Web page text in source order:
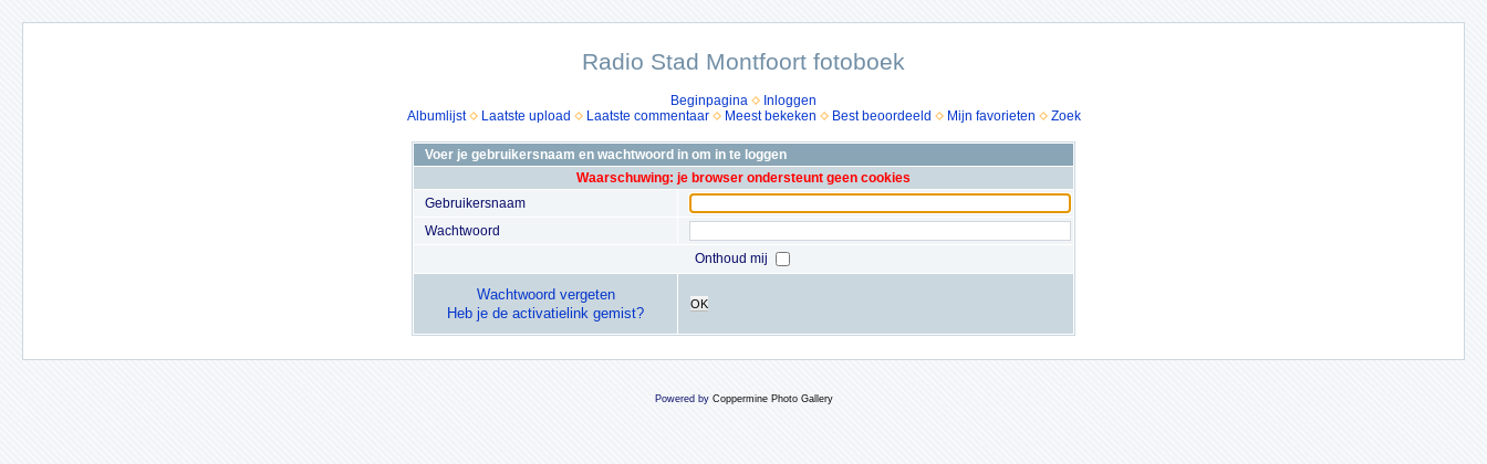
Radio Stad Montfoort fotoboek
Beginpagina
Inloggen
Albumlijst
Laatste upload Laatste commentaar Meest bekeken Best beoordeeld Mijn favorieten Zoek
Voer je gebruikersnaam en wachtwoord in om in te loggen
Waarschuwing: je browser ondersteunt geen cookies
Gebruikersnaam
Wachtwoord
Onthoud mij
Wachtwoord vergeten
Heb je de activatielink gemist?
OK
Powered by Coppermine Photo Gallery